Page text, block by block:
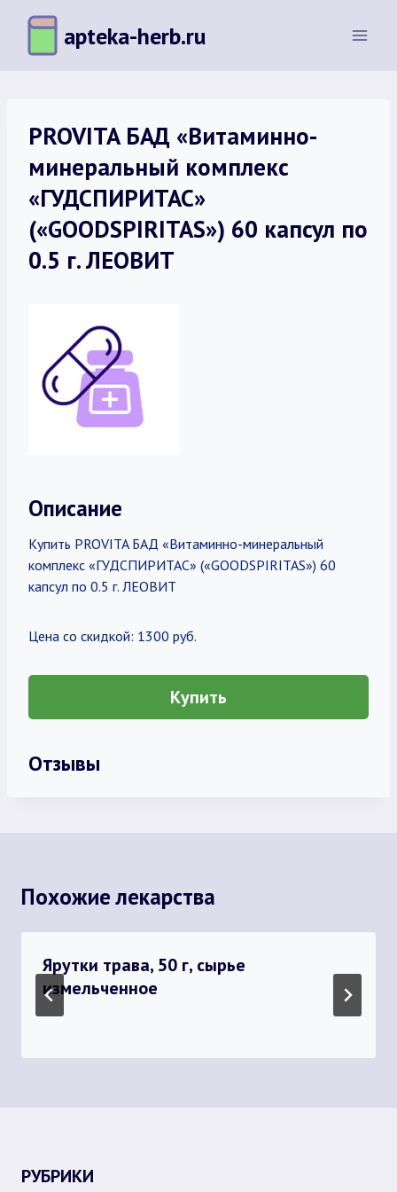
Перейти
содержимому
apteka-herb.ru
PROVITA БАД «Витаминно-
минеральный комплекс
«ГУДСПИРИТАС»
(«GOODSPIRITAS») 60 капсул по
0.5 г. ЛЕОВИТ
Описание
Купить PROVITA БАД «Витаминно-минеральный
комплекс «ГУДСПИРИТАС» («GOODSPIRITAS») 60
капсул по 0.5 г. ЛЕОВИТ
Цена со скидкой: 1300 руб.
Купить
Отзывы
Похожие лекарства
Ярутки трава, 50 г, сырье
измельченное
РУБРИКИ